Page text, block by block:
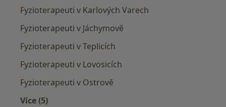
Fyzioterapeuti v Karlových Varech
Fyzioterapeuti v Jáchymově
Fyzioterapeuti v Teplicích
Fyzioterapeuti v Lovosicích
Fyzioterapeuti v Ostrově
Více (5)